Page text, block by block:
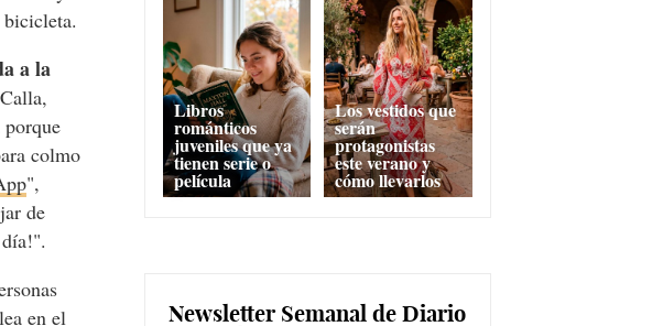
a la
porque
colmo
",
de
en el
Libros
románticos
juveniles que ya
tienen serie o
película
Los vestidos que
serán
protagonistas
este verano y
cómo llevarlos
Newsletter Semanal de Diario